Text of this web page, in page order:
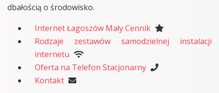
dbałością o środowisko.
Internet Łagoszów Mały Cennik
Rodzaje zestawów samodzielnej instalacji
internetu
Oferta na Telefon Stacjonarny
Kontakt